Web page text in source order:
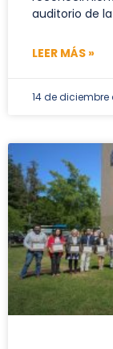
auditorio de la
LEER MÁS »
14 de diciembre